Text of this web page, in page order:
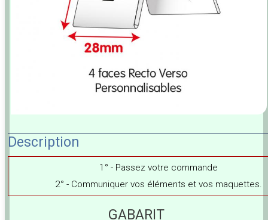
Description
1° - Passez votre commande
2° - Communiquer vos éléments et vos maquettes.
GABARIT